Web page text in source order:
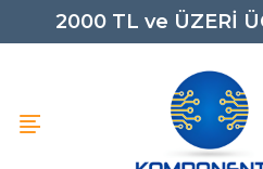
2000 TL ve ÜZERİ
0850